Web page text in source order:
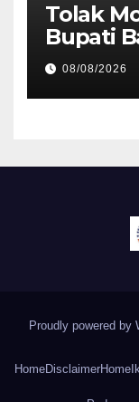
Tolak
Bupati
90
08/08/2026
Proudly powered by
HomeDisclaimerHome